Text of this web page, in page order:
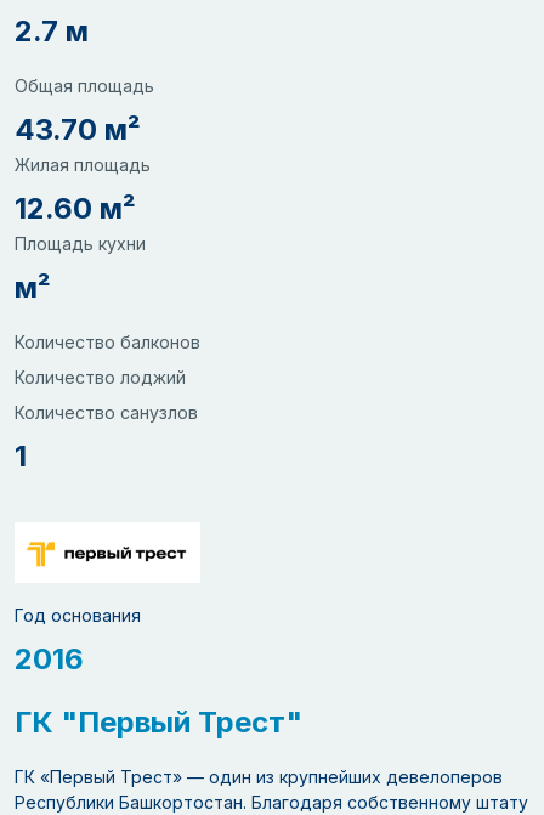
2.7 м
Общая площадь
43.70 м²
Жилая площадь
12.60 м²
Площадь кухни
м²
Количество балконов
Количество лоджий
Количество санузлов
1
Год основания
2016
ГК "Первый Трест"
ГК «Первый Трест» — один из крупнейших девелоперов
Республики Башкортостан. Благодаря собственному штату